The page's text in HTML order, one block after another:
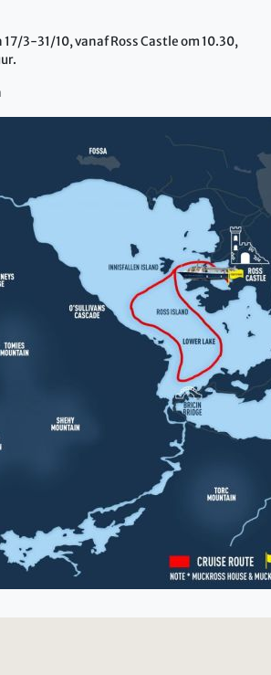
3-31/10, vanaf Ross Castle om 10.30,